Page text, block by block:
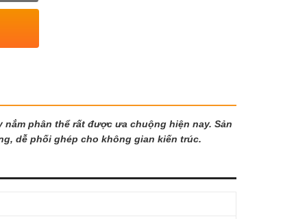
nắm phân thể rất được ưa chuộng hiện nay. Sản
dễ phối ghép cho không gian kiến trúc.